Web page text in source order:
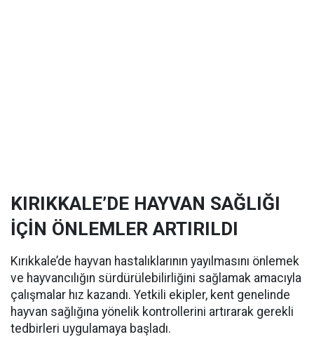
KIRIKKALE’DE HAYVAN SAĞLIĞI
İÇİN ÖNLEMLER ARTIRILDI
Kırıkkale’de hayvan hastalıklarının yayılmasını önlemek
ve hayvancılığın sürdürülebilirliğini sağlamak amacıyla
çalışmalar hız kazandı. Yetkili ekipler, kent genelinde
hayvan sağlığına yönelik kontrollerini artırarak gerekli
tedbirleri uygulamaya başladı.